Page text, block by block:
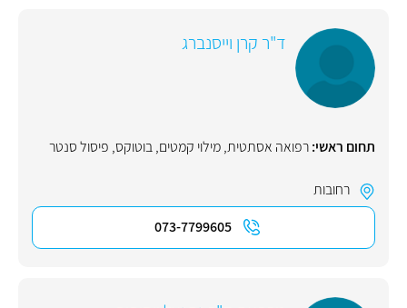
ד"ר קרן וייסנברג
תחום ראשי:רפואה אסתטית,מילוי קמטים,בוטוקס, פיסול סנטר
רחובות
073-7799605